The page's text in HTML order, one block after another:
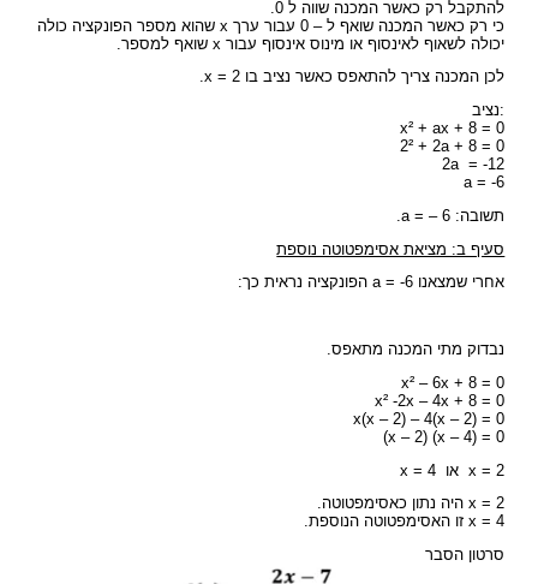
להתקבל רק כאשר המכנה שווה ל 0.
כי רק כאשר המכנה שואף ל – 0 עבור ערך x שהוא מספר הפונקציה כולה
יכולה לשאוף לאינסוף או מינוס אינסוף עבור x שואף למספר.
לכן המכנה צריך להתאפס כאשר נציב בו x = 2.
נציב:
x² + ax + 8 = 0
2² + 2a + 8 = 0
2a = -12
a = -6
תשובה: a = – 6.
סעיף ב: מציאת אסימפטוטה נוספת
אחרי שמצאנו a = -6 הפונקציה נראית כך:
נבדוק מתי המכנה מתאפס.
x² – 6x + 8 = 0
x² -2x – 4x + 8 = 0
x(x – 2) – 4(x – 2) = 0
x – 2) (x – 4) = 0)
x = 2 או x = 4
x = 2 היה נתון כאסימפטוטה.
x = 4 זו האסימפטוטה הנוספת.
סרטון הסבר